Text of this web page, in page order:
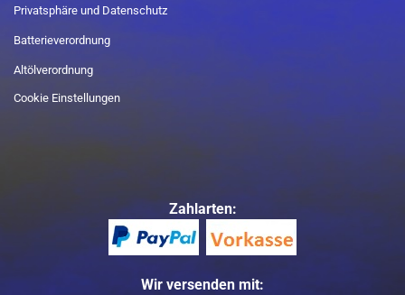
Privatsphäre und Datenschutz
Batterieverordnung
Altölverordnung
Cookie Einstellungen
Zahlarten:
Wir versenden mit: